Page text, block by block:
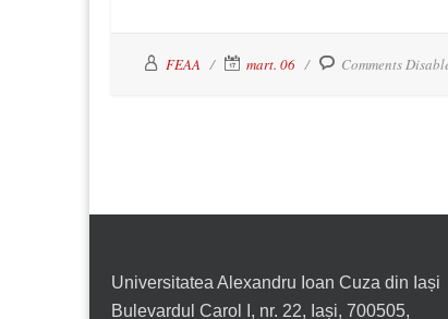
FEAA mart. 06 Comments
Universitatea Alexandru Ioan Cuza din Iași
Bulevardul Carol I, nr. 22, Iași, 700505,